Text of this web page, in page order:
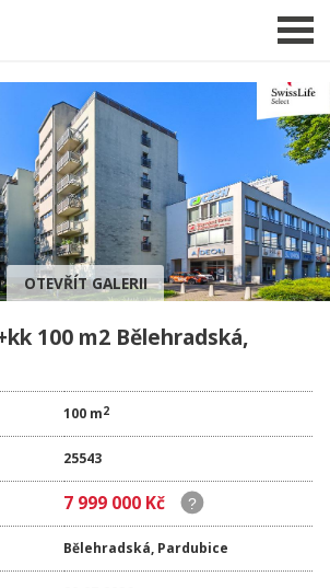
/ PRONAJMOUT
NABÍDKY
NEMOVITOST
/ HYPOTÉKA
OTEVŘÍT GALERII
100 m2 Bělehradská,
100 m2
25543
7 999 000 Kč
Bělehradská, Pardubice